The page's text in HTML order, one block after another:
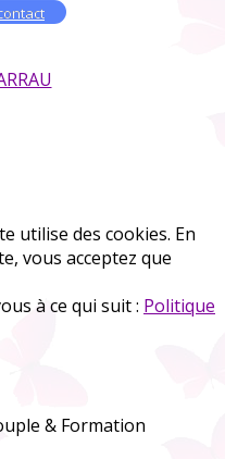
utilise des cookies. En
vous acceptez que
à ce qui suit : Politique
& Formation